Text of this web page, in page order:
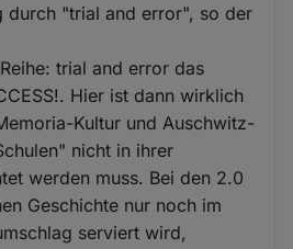
durch "trial and error", so der
trial and error das
Hier ist dann wirklich
Kultur und Auschwitz-
nicht in ihrer
werden muss. Bei den 2.0
Geschichte nur noch im
serviert wird,